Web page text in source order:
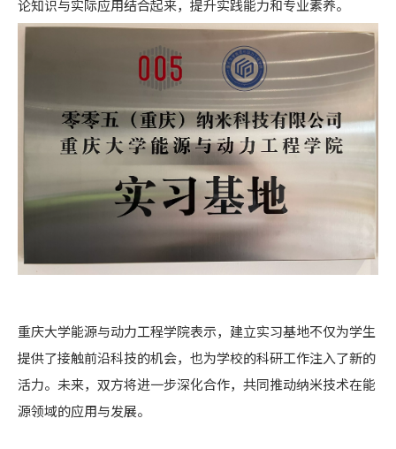
论知识与实际应用结合起来，提升实践能力和专业素养。
重庆大学能源与动力工程学院表示，建立实习基地不仅为学生
提供了接触前沿科技的机会，也为学校的科研工作注入了新的
活力。未来，双方将进一步深化合作，共同推动纳米技术在能
源领域的应用与发展。